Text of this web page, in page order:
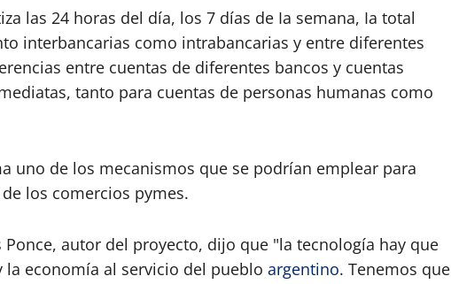
las 24 horas del día, los 7 días de Ia semana, Ia total
interbancarias como intrabancarias y entre diferentes
entre cuentas de diferentes bancos y cuentas
tanto para cuentas de personas humanas como
uno de los mecanismos que se podrían emplear para
los comercios pymes.
autor del proyecto, dijo que "la tecnología hay que
economía al servicio del pueblo argentino. Tenemos que